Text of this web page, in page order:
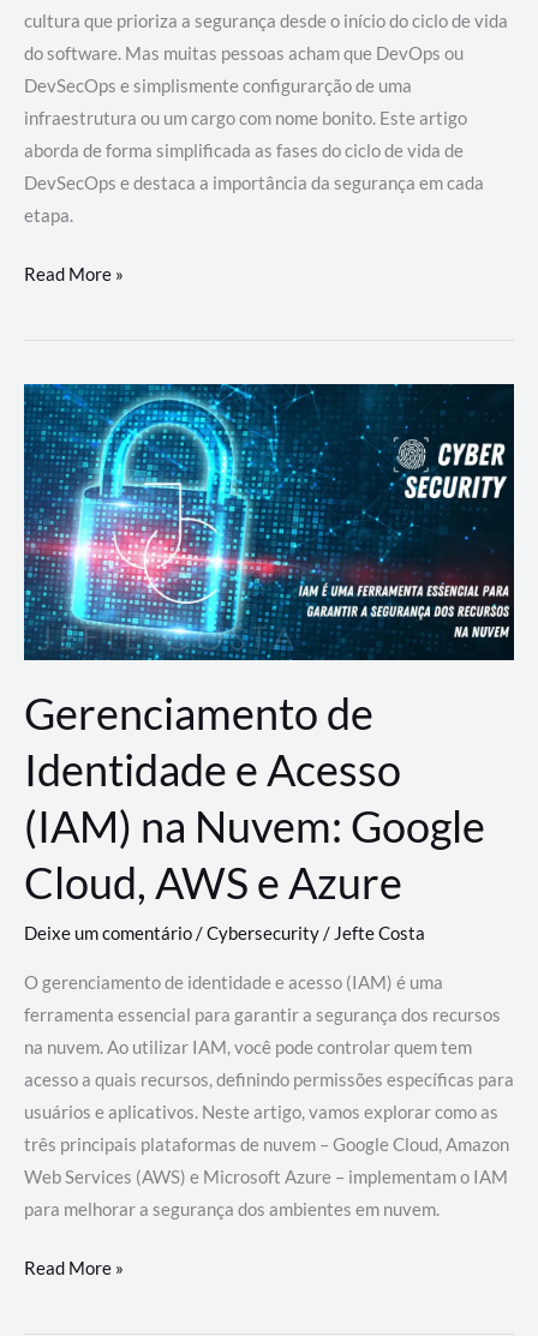
cultura que prioriza a segurança desde o início do ciclo de vida
do software. Mas muitas pessoas acham que DevOps ou
DevSecOps e simplismente configurarção de uma
infraestrutura ou um cargo com nome bonito. Este artigo
aborda de forma simplificada as fases do ciclo de vida de
DevSecOps e destaca a importância da segurança em cada
etapa.
DevSecOps
Prática:
Desenvolvimento,
Segurança
e
Operações
Read More »
Gerenciamento de
Identidade e Acesso
(IAM) na Nuvem: Google
Cloud, AWS e Azure
Deixe um comentário/Cybersecurity/ Jefte Costa
O gerenciamento de identidade e acesso (IAM) é uma
ferramenta essencial para garantir a segurança dos recursos
na nuvem. Ao utilizar IAM, você pode controlar quem tem
acesso a quais recursos, definindo permissões específicas para
usuários e aplicativos. Neste artigo, vamos explorar como as
três principais plataformas de nuvem – Google Cloud, Amazon
Web Services (AWS) e Microsoft Azure – implementam o IAM
para melhorar a segurança dos ambientes em nuvem.
Gerenciamento
Read More »